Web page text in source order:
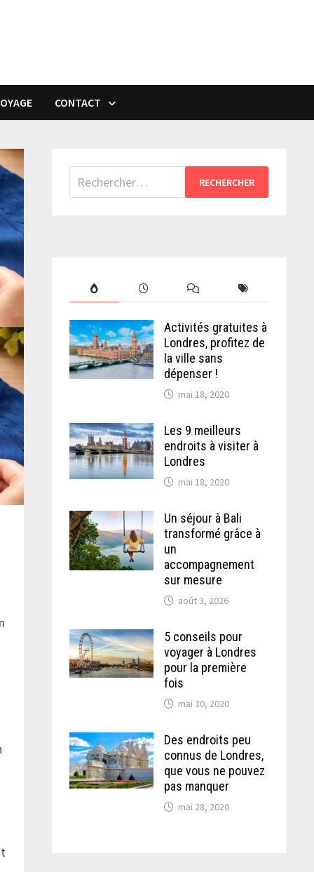
CONTACT
Rechercher :
Activités gratuites à
Londres, profitez de
la ville sans
dépenser !
mai 18, 2020
Les 9 meilleurs
endroits à visiter à
Londres
mai 18, 2020
Un séjour à Bali
transformé grâce à
un
accompagnement
sur mesure
août 3, 2026
5 conseils pour
voyager à Londres
pour la première
fois
mai 30, 2020
Des endroits peu
connus de Londres,
que vous ne pouvez
pas manquer
mai 28, 2020